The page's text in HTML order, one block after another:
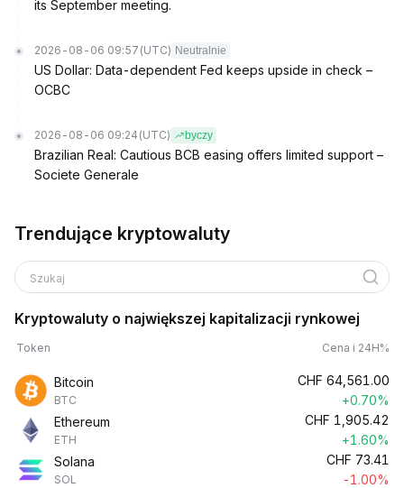
its September meeting.
2026-08-06 09:57 (UTC) Neutralnie
US Dollar: Data-dependent Fed keeps upside in check –
OCBC
2026-08-06 09:24 (UTC) byczy
Brazilian Real: Cautious BCB easing offers limited support –
Societe Generale
Trendujące kryptowaluty
Szukaj
Kryptowaluty o największej kapitalizacji rynkowej
Token Cena i 24H%
Bitcoin
BTC
CHF 64,561.00
+0.70%
Ethereum
ETH
CHF 1,905.42
+1.60%
Solana
SOL
CHF 73.41
-1.00%